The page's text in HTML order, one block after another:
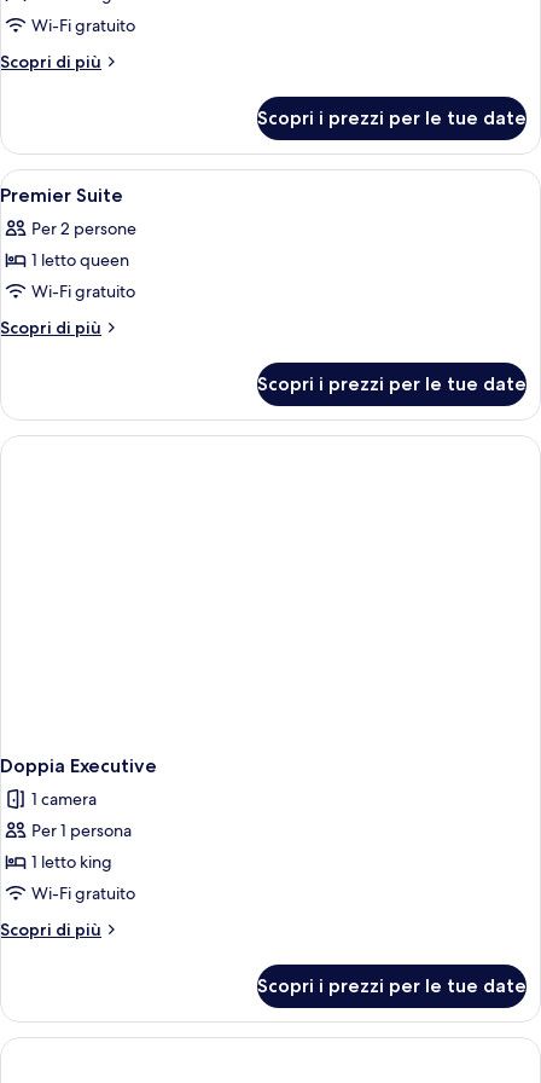
Wi-Fi gratuito
Scopri di più
Altri
Premium
Scopri i prezzi per le tue date
Apri
tutte
le
foto
per
Premier
Una cassaforte in camera, una
3
Premier Suite
Per 2 persone
1 letto queen
Wi-Fi gratuito
Scopri di più
Altri
Suite
Scopri i prezzi per le tue date
Doppia Executive
1 camera
Per 1 persona
1 letto king
Wi-Fi gratuito
Scopri di più
Altri
Executive
Scopri i prezzi per le tue date